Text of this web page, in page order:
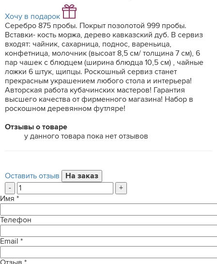
Хочу в подарок
Серебро 875 пробы. Покрыт позолотой 999 пробы.
Вставки- кость моржа, дерево кавказский дуб. В сервиз
входят: чайник, сахарница, поднос, вареньица,
конфетница, молочник (высоат 8,5 см/ толщина 7 см), 6
пар чашек с блюдцем (ширина блюдца 10,5 см) , чайные
ложки 6 штук, щипцы. Роскошный сервиз станет
прекрасным украшением любого стола и интерьера!
Авторская работа кубачинских мастеров! Гарантия
высшего качества от фирменного магазина! Набор в
роскошном деревянном футляре!
Отзывы о товаре
у данного товара пока нет отзывов
Оставить отзыв
-
+
Имя *
Телефон
Email *